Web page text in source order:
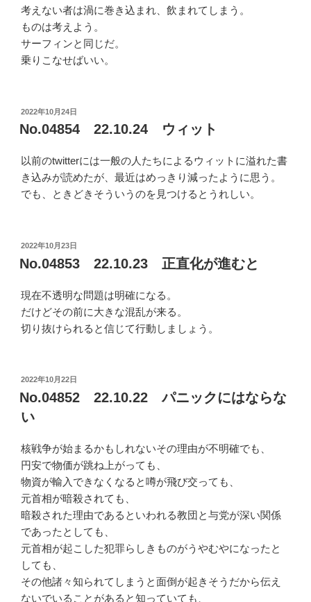
考えない者は渦に巻き込まれ、飲まれてしまう。
ものは考えよう。
サーフィンと同じだ。
乗りこなせばいい。
投
稿
日:
2022年10月24日
No.04854 22.10.24 ウィット
以前のtwitterには一般の人たちによるウィットに溢れた書
き込みが読めたが、最近はめっきり減ったように思う。
でも、ときどきそういうのを見つけるとうれしい。
投
稿
日:
2022年10月23日
No.04853 22.10.23 正直化が進むと
現在不透明な問題は明確になる。
だけどその前に大きな混乱が来る。
切り抜けられると信じて行動しましょう。
投
稿
日:
2022年10月22日
No.04852 22.10.22 パニックにはならな
い
核戦争が始まるかもしれないその理由が不明確でも、
円安で物価が跳ね上がっても、
物資が輸入できなくなると噂が飛び交っても、
元首相が暗殺されても、
暗殺された理由であるといわれる教団と与党が深い関係
であったとしても、
元首相が起こした犯罪らしきものがうやむやになったと
しても、
その他諸々知られてしまうと面倒が起きそうだから伝え
ないでいることがあると知っていても、